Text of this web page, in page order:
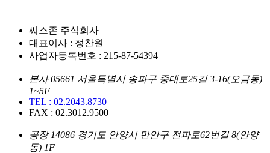
씨스존 주식회사
대표이사 : 정찬원
사업자등록번호 : 215-87-54394
본사 05661 서울특별시 송파구 중대로25길 3-16(오금동)
1~5F
TEL : 02.2043.8730
FAX : 02.3012.9500
공장 14086 경기도 안양시 만안구 전파로62번길 8(안양
동) 1F